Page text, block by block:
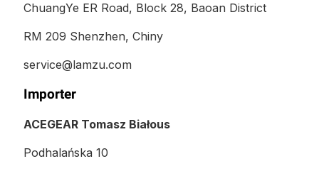
ChuangYe ER Road, Block 28, Baoan District
RM 209 Shenzhen, Chiny
service@lamzu.com
Importer
ACEGEAR Tomasz Białous
Podhalańska 10